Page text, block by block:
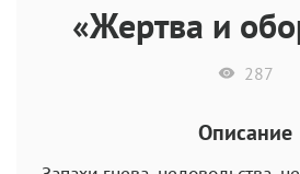
«Жертва и
287
Описание